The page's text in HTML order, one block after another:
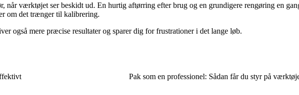
værktøjet ser beskidt ud. En hurtig aftørring efter brug og en grundigere rengøring en
om det trænger til kalibrering.
også mere præcise resultater og sparer dig for frustrationer i det lange løb.
Pak som en professionel: Sådan får du styr på